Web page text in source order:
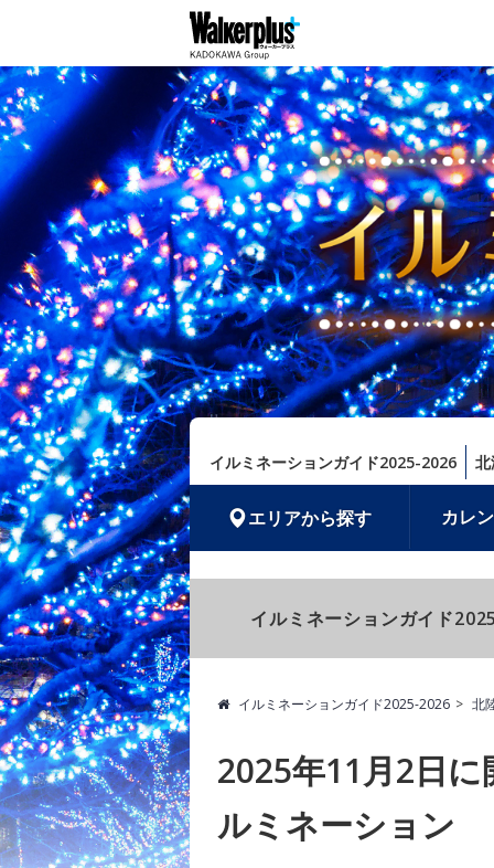
イルミネーションガイド2025-2026
エリアから探す カレ
イルミネーションガイド
イルミネーションガイド2025-2026 北
2025年11月2日
ルミネーション